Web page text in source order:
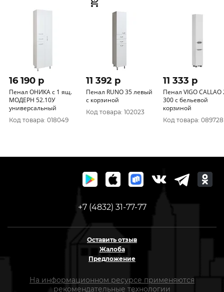
16 190 p
Пенал ОНИКА с 1 ящ.
МОДЕРН 52.10У
универсальный
Код товара: 018049
11 392 p
Пенал RUNO 35 левый
с корзиной
Код товара: 102023
11 333 p
Пенал VIGO CALLAO 2-
300 с бельевой
корзиной
Код товара: 089728
+7 (4832) 31-77-77
Оставить отзыв
Жалоба
Предложение
На информационном ресурсе применяются
рекомендательные технологии